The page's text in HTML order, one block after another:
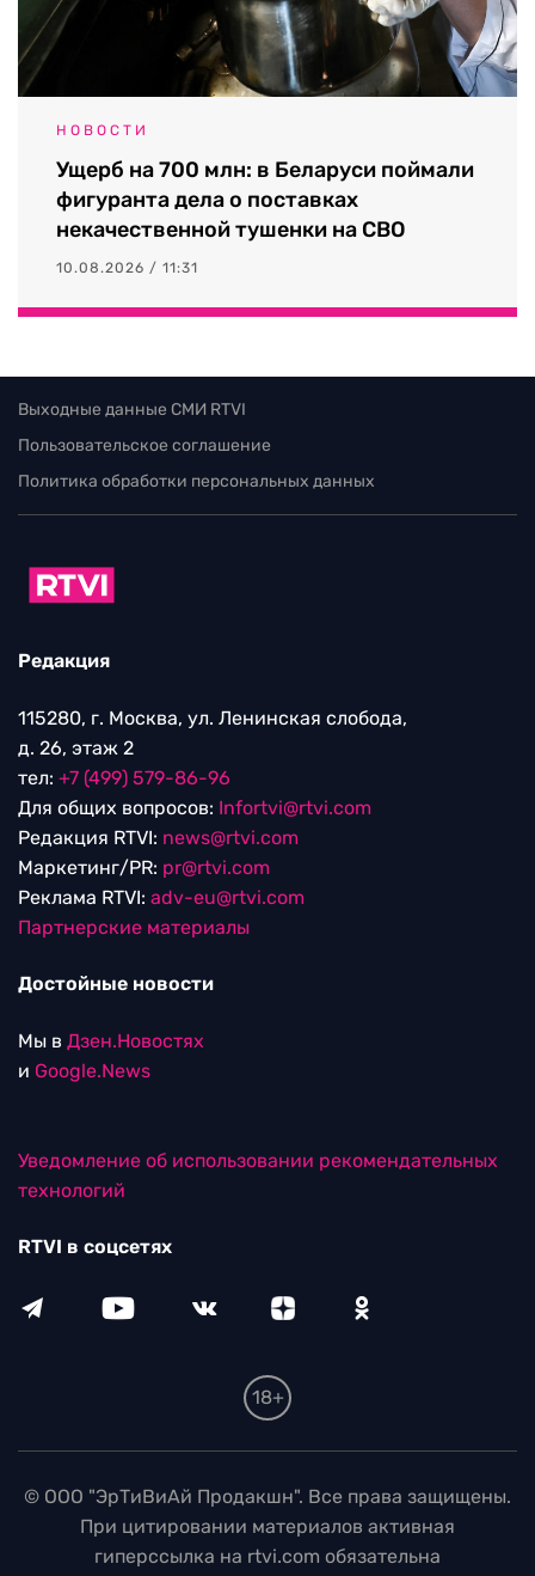
НОВОСТИ
Ущерб на 700 млн: в Беларуси поймали
фигуранта дела о поставках
некачественной тушенки на СВО
10.08.2026 / 11:31
Выходные данные СМИ RTVI
Пользовательское соглашение
Политика обработки персональных данных
Редакция
115280, г. Москва, ул. Ленинская слобода,
д. 26, этаж 2
тел: +7 (499) 579-86-96
Для общих вопросов: Infortvi@rtvi.com
Редакция RTVI: news@rtvi.com
Маркетинг/PR: pr@rtvi.com
Реклама RTVI: adv-eu@rtvi.com
Партнерские материалы
Достойные новости
Мы в Дзен.Новостях
и Google.News
Уведомление об использовании рекомендательных
технологий
RTVI в соцсетях
18+
© ООО "ЭрТиВиАй Продакшн". Все права защищены.
При цитировании материалов активная
гиперссылка на rtvi.com обязательна